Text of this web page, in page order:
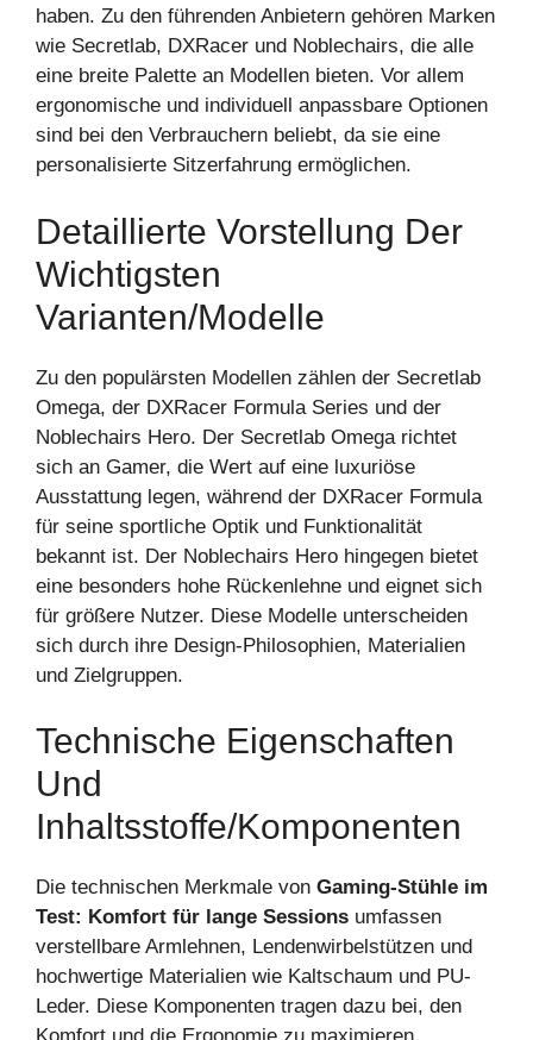
haben. Zu den führenden Anbietern gehören Marken
wie Secretlab, DXRacer und Noblechairs, die alle
eine breite Palette an Modellen bieten. Vor allem
ergonomische und individuell anpassbare Optionen
sind bei den Verbrauchern beliebt, da sie eine
personalisierte Sitzerfahrung ermöglichen.
Detaillierte Vorstellung Der
Wichtigsten
Varianten/Modelle
Zu den populärsten Modellen zählen der Secretlab
Omega, der DXRacer Formula Series und der
Noblechairs Hero. Der Secretlab Omega richtet
sich an Gamer, die Wert auf eine luxuriöse
Ausstattung legen, während der DXRacer Formula
für seine sportliche Optik und Funktionalität
bekannt ist. Der Noblechairs Hero hingegen bietet
eine besonders hohe Rückenlehne und eignet sich
für größere Nutzer. Diese Modelle unterscheiden
sich durch ihre Design-Philosophien, Materialien
und Zielgruppen.
Technische Eigenschaften
Und
Inhaltsstoffe/Komponenten
Die technischen Merkmale von Gaming-Stühle im
Test: Komfort für lange Sessions umfassen
verstellbare Armlehnen, Lendenwirbelstützen und
hochwertige Materialien wie Kaltschaum und PU-
Leder. Diese Komponenten tragen dazu bei, den